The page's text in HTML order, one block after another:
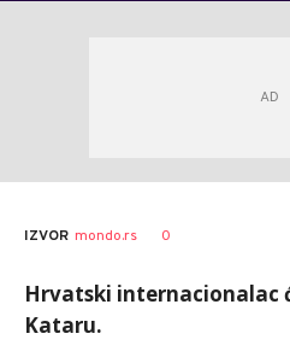
IZVOR mondo.rs 0
Hrvatski internacionalac
Kataru.